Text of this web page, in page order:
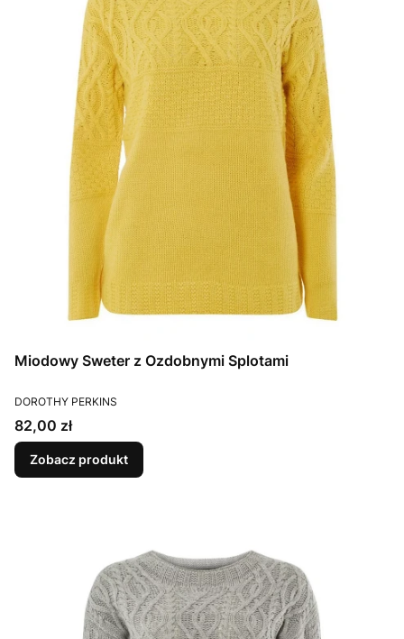
Miodowy Sweter z Ozdobnymi Splotami
PRODUCENT
DOROTHY PERKINS
Cena
82,00 zł
Zobacz produkt